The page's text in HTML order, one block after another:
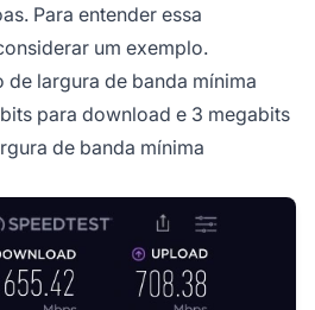
Para entender essa
um exemplo.
de largura de banda mínima
para download e 3 megabits
de banda mínima